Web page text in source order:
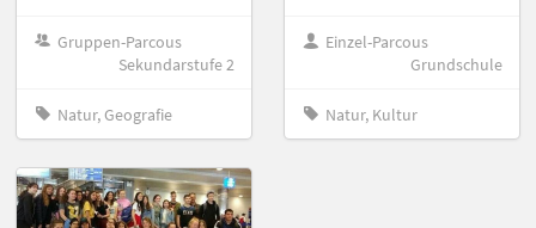
Gruppen-Parcous
Sekundarstufe 2
Natur, Geografie
Einzel-Parcous
Grundschule
Natur, Kultur